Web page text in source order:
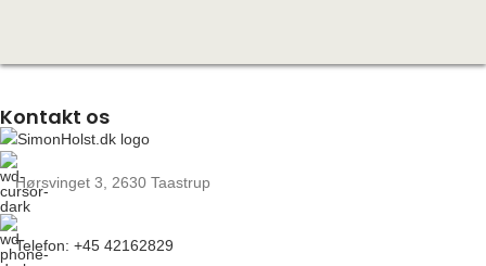
Kontakt os
Hørsvinget 3, 2630 Taastrup
Telefon: +45 42162829